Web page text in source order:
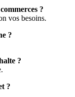
?
vos besoins.
?
?
?